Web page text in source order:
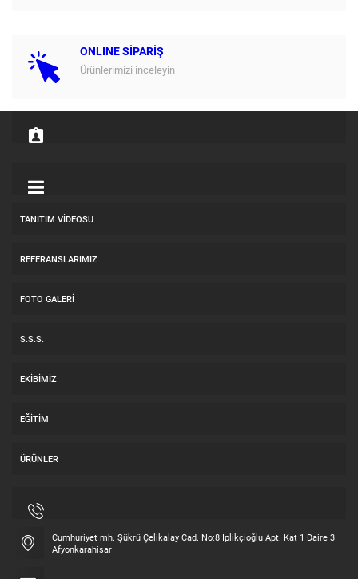
ONLINE SİPARİŞ
Ürünlerimizi inceleyin
TANITIM VIDEOSU
REFERANSLARIMIZ
FOTO GALERI
S.S.S.
EKIBIMIZ
EĞITIM
ÜRÜNLER
Cumhuriyet mh. Şükrü Çelikalay Cad. No:8 İplikçioğlu Apt. Kat 1 Daire 3
Afyonkarahisar